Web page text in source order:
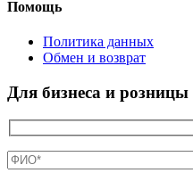
Помощь
Политика данных
Обмен и возврат
Для бизнеса и розницы